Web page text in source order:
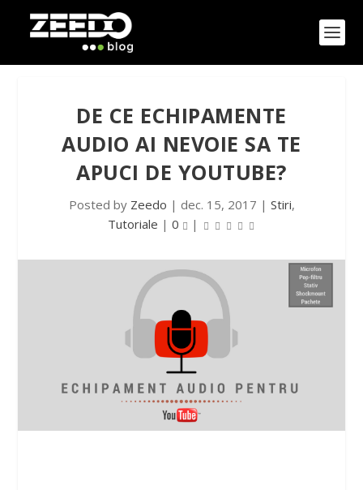
DE CE ECHIPAMENTE
AUDIO AI NEVOIE SA TE
APUCI DE YOUTUBE?
Posted by Zeedo | dec. 15, 2017 | Stiri,
Tutoriale | 0 |